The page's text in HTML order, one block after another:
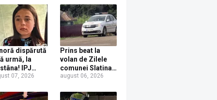
dispărută
urmă, la
IPJ
apel
populației
07, 2026
Prins beat la
volan de Zilele
comunei Slatina!
Un localnic s-a
penal după ce a
august 06, 2026